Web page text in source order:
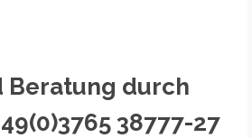
Beratung durch
38777-27